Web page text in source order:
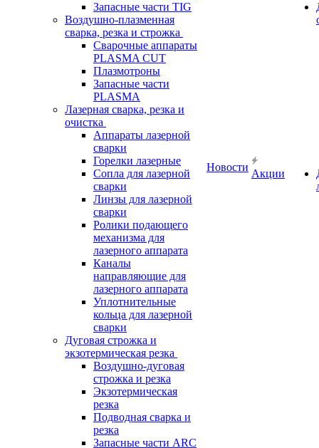
Запасные части TIG
Воздушно-плазменная
сварка, резка и строжка
Сварочные аппараты
PLASMA CUT
Плазмотроны
Запасные части
PLASMA
Лазерная сварка, резка и
очистка
Аппараты лазерной
сварки
Горелки лазерные
Сопла для лазерной
сварки
Линзы для лазерной
сварки
Ролики подающего
механизма для
лазерного аппарата
Каналы
направляющие для
лазерного аппарата
Уплотнительные
кольца для лазерной
сварки
Дуговая строжка и
экзотермическая резка
Воздушно-дуговая
строжка и резка
Экзотермическая
резка
Подводная сварка и
резка
Запасные части ARC
Новости
Акции